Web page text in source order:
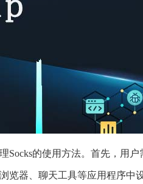
Socks的使用方法。首先，用
览器、聊天工具等应用程序中